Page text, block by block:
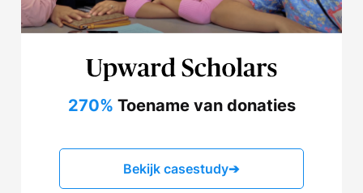
270% Toename van donaties
Bekijk casestudy➔